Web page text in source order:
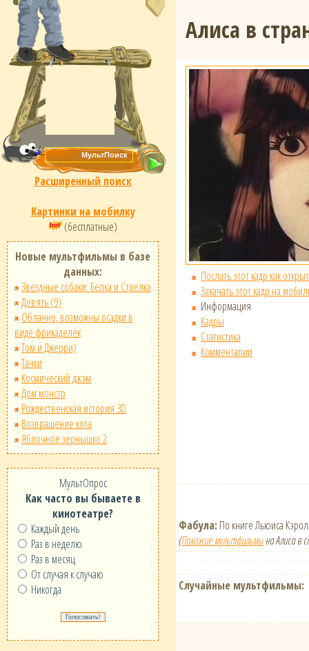
Расширенный поиск
Картинки на мобилку
(бесплатные)
Новые мультфильмы в базе
данных:
Звёздные собаки: Белка и Стрелка
Девять (9)
Облачно, возможны осадки в
виде фрикаделек
Том и Джерри)
Тачки
Космический джэм
Дом монстр
Рождественская история 3D
Возвращение кота
Яблочное зернышко 2
МультОпрос
Как часто вы бываете в
кинотеатре?
Каждый день
Раз в неделю
Раз в месяц
От случая к случаю
Никогда
Алиса в
Послать этот кадр как
Закачать этот кадр на
Информация
Кадры
Статистика
Комментарии
Фабула: По книге Льюиса
(Похожие мультфильмына Алиса в
Случайные мультфильмы: